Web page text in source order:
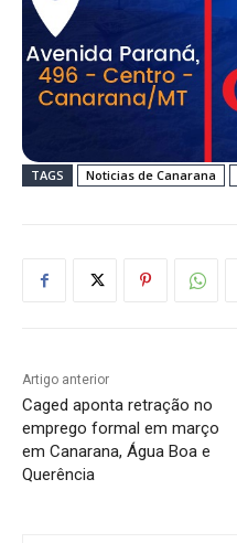
TAGS Noticias de Canarana
Artigo anterior
Caged aponta retração no
emprego formal em março
em Canarana, Água Boa e
Querência